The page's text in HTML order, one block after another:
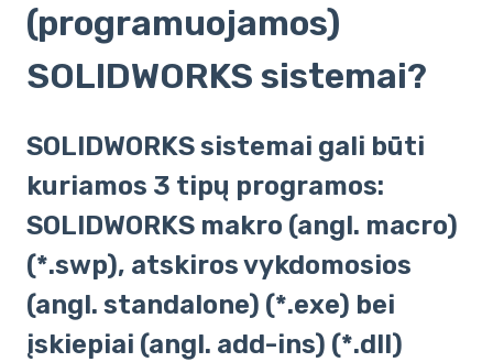
(programuojamos)
SOLIDWORKS sistemai?
SOLIDWORKS sistemai gali būti
kuriamos 3 tipų programos:
SOLIDWORKS makro (angl. macro)
(*.swp), atskiros vykdomosios
(angl. standalone) (*.exe) bei
įskiepiai (angl. add-ins) (*.dll)